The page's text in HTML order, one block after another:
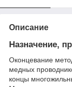
Описание
Назначение,
Оконцевание
медных
концы